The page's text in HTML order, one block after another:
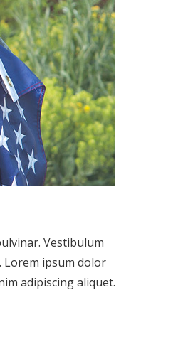
Vestibulum
Lorem ipsum dolor
adipiscing aliquet.